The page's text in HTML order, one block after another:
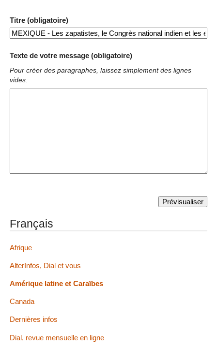
Titre (obligatoire)
Texte de votre message (obligatoire)
Pour créer des paragraphes, laissez simplement des lignes
vides.
Français
Afrique
AlterInfos, Dial et vous
Amérique latine et Caraïbes
Canada
Dernières infos
Dial, revue mensuelle en ligne